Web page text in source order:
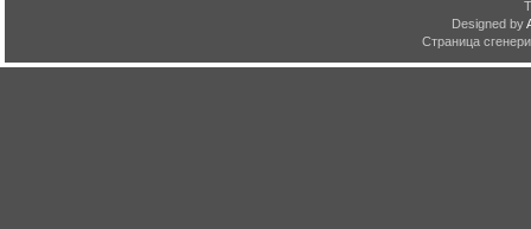
Designed by
Страница